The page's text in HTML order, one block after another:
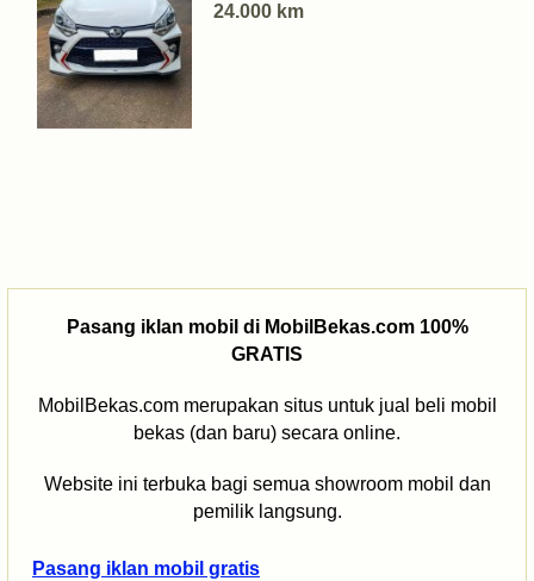
Pasang iklan mobil di MobilBekas.com 100%
GRATIS
MobilBekas.com merupakan situs untuk jual beli mobil
bekas (dan baru) secara online.
Website ini terbuka bagi semua showroom mobil dan
pemilik langsung.
Pasang iklan mobil gratis
24.000 km